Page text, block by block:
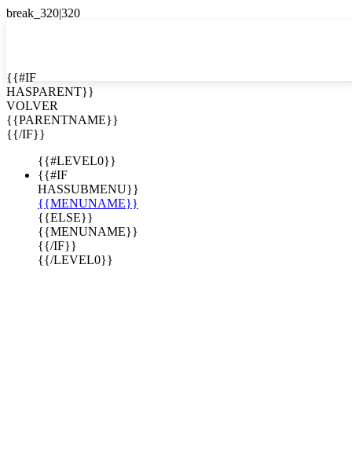

EN
ES
{{#IF
HASPARENT}}
VOLVER
{{PARENTNAME}}
{{/IF}}
{{#LEVEL0}}
{{#IF
HASSUBMENU}}
{{MENUNAME}}
{{ELSE}}
{{MENUNAME}}
{{/IF}}
{{/LEVEL0}}